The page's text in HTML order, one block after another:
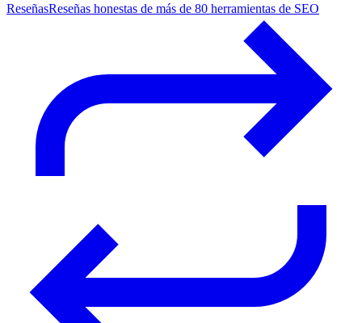
ReseñasReseñas honestas de más de 80 herramientas de SEO